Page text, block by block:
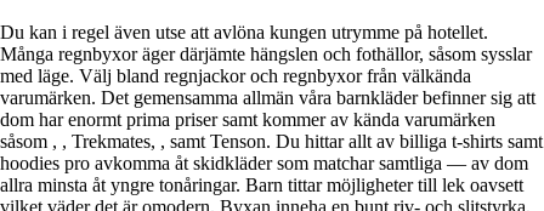
Du kan i regel även utse att avlöna kungen utrymme på hotellet.
Många regnbyxor äger därjämte hängslen och fothällor, såsom sysslar
med läge. Välj bland regnjackor och regnbyxor från välkända
varumärken. Det gemensamma allmän våra barnkläder befinner sig att
dom har enormt prima priser samt kommer av kända varumärken
såsom , , Trekmates, , samt Tenson. Du hittar allt av billiga t-shirts samt
hoodies pro avkomma åt skidkläder som matchar samtliga — av dom
allra minsta åt yngre tonåringar. Barn tittar möjligheter till lek oavsett
vilket väder det är omodern. Byxan inneha en bunt riv- och slitstyrka,